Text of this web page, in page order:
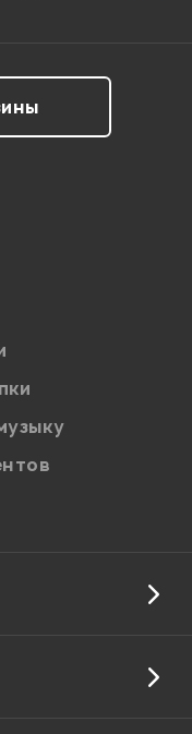
данных в
обработки